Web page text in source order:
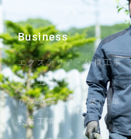
Business
エクステリア・外構工事
新築工事
リフォーム(増改築)工事
公共工事